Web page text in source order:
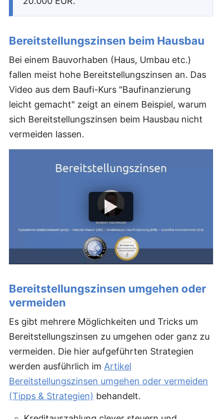
Bereitstellungszinsen beim Hausbau
Bei einem Bauvorhaben (Haus, Umbau etc.)
fallen meist hohe Bereitstellungszinsen an. Das
Video aus dem Baufi-Kurs "Baufinanzierung
leicht gemacht" zeigt an einem Beispiel, warum
sich Bereitstellungszinsen beim Hausbau nicht
vermeiden lassen.
Bereitstellungszinsen umgehen oder
vermeiden
Es gibt mehrere Möglichkeiten und Tricks um
Bereitstellungszinsen zu umgehen oder ganz zu
vermeiden. Die hier aufgeführten Strategien
werden ausführlich im Artikel
Bereitstellungszinsen umgehen oder vermeiden
(Tipps & Strategien) behandelt.